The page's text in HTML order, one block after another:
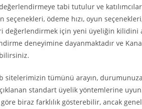
tabi tutulur ve
seçenekleri, ödeme hızı, oyun
değerlendirmek için yeni üyeliğin kilidini
deneyimine dayanmaktadır ve
sitelerimizin tümünü arayın, durumunuza
standart üyelik yöntemlerine uyun.
biraz farklılık gösterebilir, ancak